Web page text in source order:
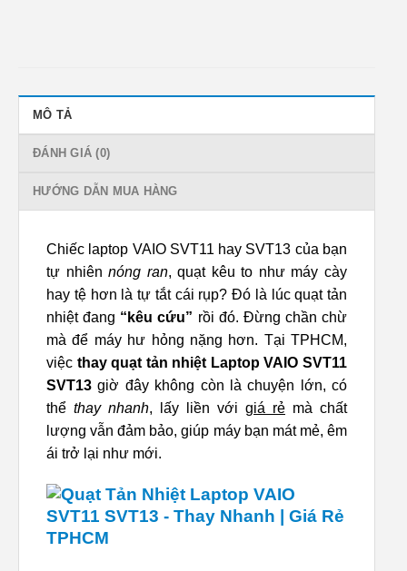
MÔ TẢ
ĐÁNH GIÁ (0)
HƯỚNG DẪN MUA HÀNG
Chiếc laptop VAIO SVT11 hay SVT13 của bạn
tự nhiênnóng ran, quạt kêu to như máy cày
hay tệ hơn là tự tắt cái rụp? Đó là lúc quạt tản
nhiệt đang “kêu cứu” rồi đó. Đừng chần chừ
mà để máy hư hỏng nặng hơn. Tại TPHCM,
việc thay quạt tản nhiệt Laptop VAIO SVT11
SVT13 giờ đây không còn là chuyện lớn, có
thể thay nhanh, lấy liền với giá rẻ mà chất
lượng vẫn đảm bảo, giúp máy bạn mát mẻ, êm
ái trở lại như mới.